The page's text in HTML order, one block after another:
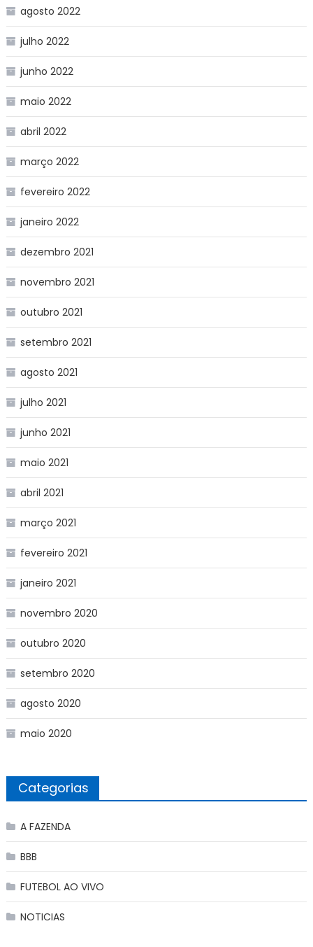
agosto 2022
julho 2022
junho 2022
maio 2022
abril 2022
março 2022
fevereiro 2022
janeiro 2022
dezembro 2021
novembro 2021
outubro 2021
setembro 2021
agosto 2021
julho 2021
junho 2021
maio 2021
abril 2021
março 2021
fevereiro 2021
janeiro 2021
novembro 2020
outubro 2020
setembro 2020
agosto 2020
maio 2020
Categorias
A FAZENDA
BBB
FUTEBOL AO VIVO
NOTICIAS